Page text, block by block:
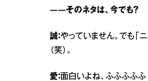
――そのネタは、今でも？
誠：やっていません。でも「
（笑）。
愛： 面白いよね、ふふふふふ（